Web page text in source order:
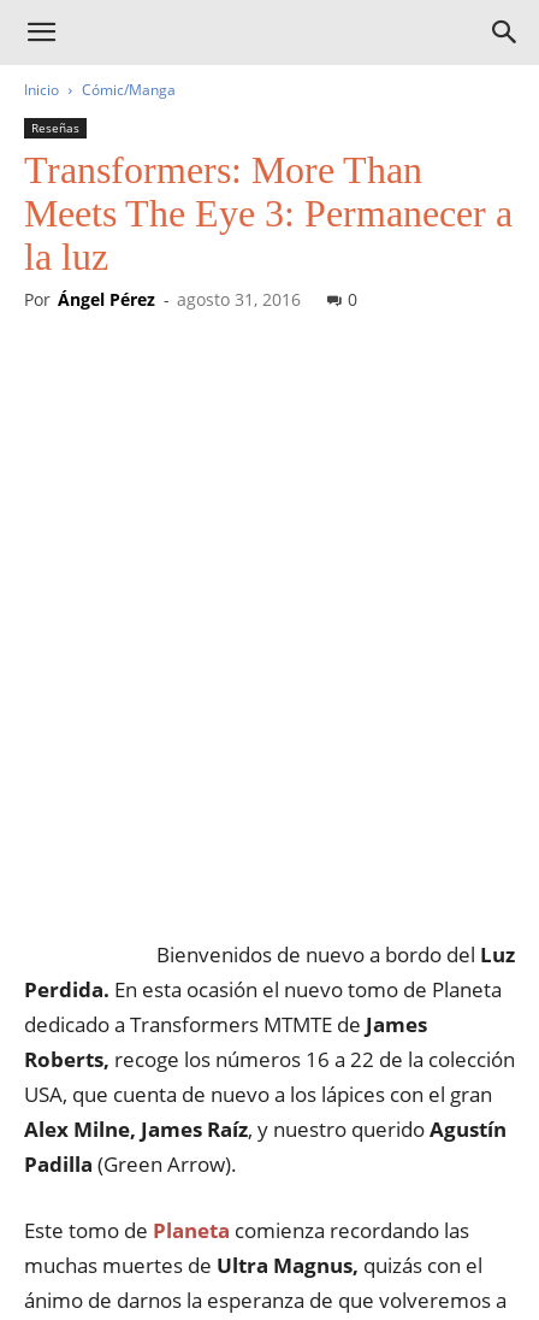
Inicio Cómic/Manga
Reseñas
Transformers: More Than
Meets The Eye 3: Permanecer a
la luz
Por Ángel Pérez - agosto 31, 2016 0
Bienvenidos de nuevo a bordo del Luz
Perdida. En esta ocasión el nuevo tomo de Planeta
dedicado a Transformers MTMTE de James
Roberts, recoge los números 16 a 22 de la colección
USA, que cuenta de nuevo a los lápices con el gran
Alex Milne, James Raíz, y nuestro queridoAgustín
Padilla (Green Arrow).
Este tomo de Planeta comienza recordando las
muchas muertes de Ultra Magnus, quizás con el
ánimo de darnos la esperanza de que volveremos a